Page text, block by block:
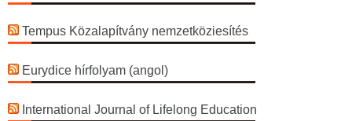
Tempus Közalapítvány nemzetköziesítés
Eurydice hírfolyam (angol)
International Journal of Lifelong Education